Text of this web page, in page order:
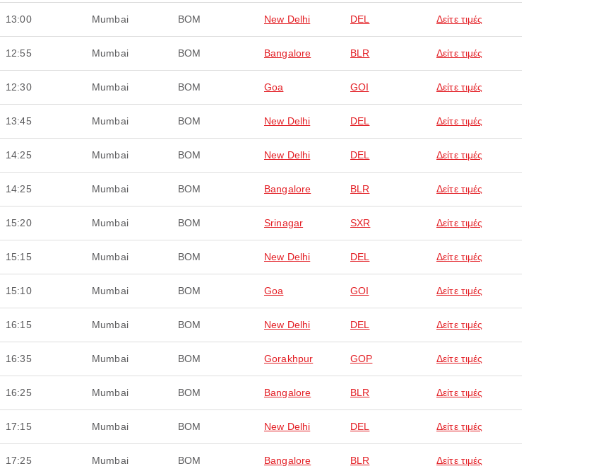
13:00 Mumbai BOM New Delhi DEL Δείτε τιμές
12:55 Mumbai BOM Bangalore BLR Δείτε τιμές
12:30 Mumbai BOM Goa GOI Δείτε τιμές
13:45 Mumbai BOM New Delhi DEL Δείτε τιμές
14:25 Mumbai BOM New Delhi DEL Δείτε τιμές
14:25 Mumbai BOM Bangalore BLR Δείτε τιμές
15:20 Mumbai BOM Srinagar SXR Δείτε τιμές
15:15 Mumbai BOM New Delhi DEL Δείτε τιμές
15:10 Mumbai BOM Goa GOI Δείτε τιμές
16:15 Mumbai BOM New Delhi DEL Δείτε τιμές
16:35 Mumbai BOM Gorakhpur GOP Δείτε τιμές
16:25 Mumbai BOM Bangalore BLR Δείτε τιμές
17:15 Mumbai BOM New Delhi DEL Δείτε τιμές
17:25 Mumbai BOM Bangalore BLR Δείτε τιμές